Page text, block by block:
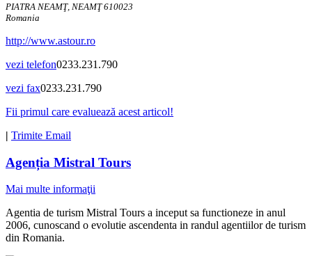
PIATRA NEAMŢ, NEAMŢ 610023
Romania
http://www.astour.ro
vezi telefon0233.231.790
vezi fax0233.231.790
Fii primul care evaluează acest articol!
| Trimite Email
Agenția Mistral Tours
Mai multe informaţii
Agentia de turism Mistral Tours a inceput sa functioneze in anul
2006, cunoscand o evolutie ascendenta in randul agentiilor de turism
din Romania.